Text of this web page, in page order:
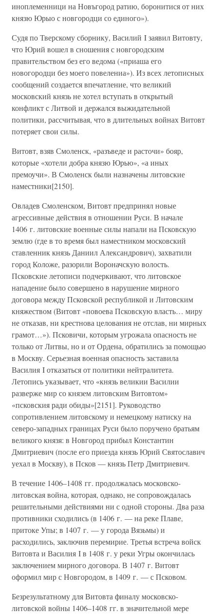
иноплеменници на Новъгород ратию, боронитися от них
князю Юрыо с новгородци со единого»).
Судя по Тверскому сборнику, Василий I заявил Витовту,
что Юрий вошел в сношения с новгородским
правительством без его ведома («приаша его
новогородци без моего повелениа»). Из всех летописных
сообщений создается впечатление, что великий
московский князь не хотел вступать в открытый
конфликт с Литвой и держался выжидательной
политики, рассчитывая, что в длительных войнах Витовт
потеряет свои силы.
Витовт, взяв Смоленск, «разъведе и расточи» бояр,
которые «хотели добра князю Юрью», «а иных
премоучи». В Смоленск были назначены литовские
наместники[2150].
Овладев Смоленском, Витовт предпринял новые
агрессивные действия в отношении Руси. В начале
1406 г. литовские военные силы напали на Псковскую
землю (где в то время был наместником московский
ставленник князь Даниил Александрович), захватили
город Коложе, разорили Вороначскую волость.
Псковские летописи подчеркивают, что литовское
нападение было совершено в нарушение мирного
договора между Псковской республикой и Литовским
княжеством (Витовт «повоева Псковскую власть… миру
не отказав, ни крестнова целования не отслав, ни мирных
грамот…»). Псковичи, которым угрожала опасность не
только от Литвы, но и от Ордена, обратились за помощью
в Москву. Серьезная военная опасность заставила
Василия I отказаться от политики нейтралитета.
Летопись указывает, что «князь великии Василии
разверже мир со князем литовским Витовтом»
«псковския ради обиды»[2151]. Руководство
сопротивлением литовскому и немецкому натиску на
северо-западных границах Руси было поручено братьям
великого князя: в Новгород прибыл Константин
Дмитриевич (после его приезда князь Юрий Святославич
уехал в Москву), в Псков — князь Петр Дмитриевич.
В течение 1406–1408 гг. продолжалась московско-
литовская война, которая, однако, не сопровождалась
решительными действиями ни с одной стороны. Два раза
противники сходились (в 1406 г. — на реке Плаве,
притоке Упы; в 1407 г. — у города Вязьмы) и
расходились, заключив перемирие. Третья встреча войск
Витовта и Василия I в 1408 г. у реки Угры окончилась
заключением мирного договора. В 1407 г. Витовт
оформил мир с Новгородом, в 1409 г. — с Псковом.
Безрезультатному для Витовта финалу московско-
литовской войны 1406–1408 гг. в значительной мере